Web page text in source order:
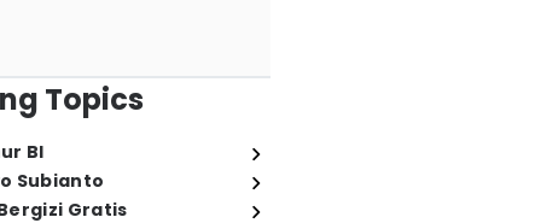
Topics
BI
Subianto
Gratis